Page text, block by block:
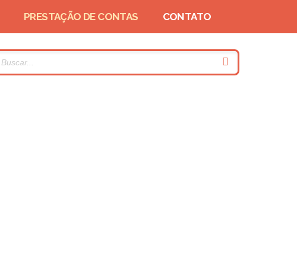
PRESTAÇÃO DE CONTAS CONTATO